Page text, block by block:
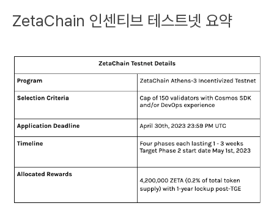
ZetaChain 인센티브 테스트넷 요약